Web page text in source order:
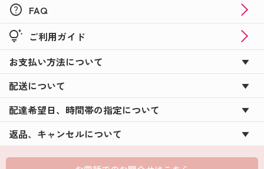
help FAQ
tips_and_updates ご利用ガイド
お支払い方法について
配送について
配達希望日、時間帯の指定について
返品、キャンセルについて